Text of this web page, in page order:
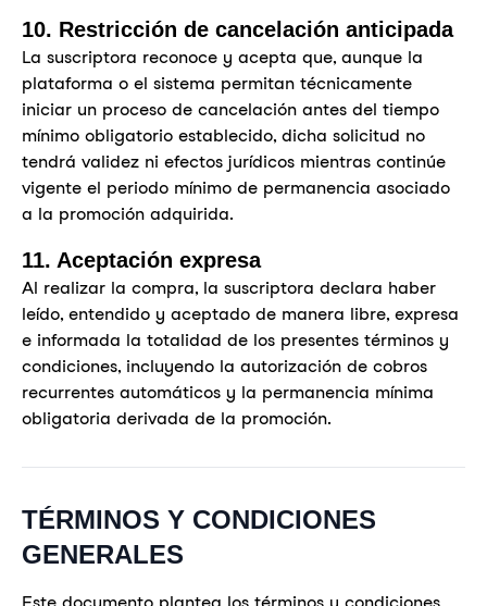
10. Restricción de cancelación anticipada
La suscriptora reconoce y acepta que, aunque la
plataforma o el sistema permitan técnicamente
iniciar un proceso de cancelación antes del tiempo
mínimo obligatorio establecido, dicha solicitud no
tendrá validez ni efectos jurídicos mientras continúe
vigente el periodo mínimo de permanencia asociado
a la promoción adquirida.
11. Aceptación expresa
Al realizar la compra, la suscriptora declara haber
leído, entendido y aceptado de manera libre, expresa
e informada la totalidad de los presentes términos y
condiciones, incluyendo la autorización de cobros
recurrentes automáticos y la permanencia mínima
obligatoria derivada de la promoción.
TÉRMINOS Y CONDICIONES
GENERALES